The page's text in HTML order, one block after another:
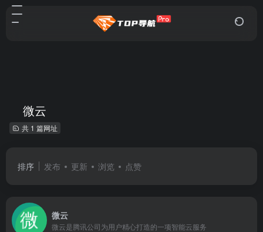
微云
共 1 篇网址
排序 发布 更新 浏览 点赞
微云
微云是腾讯公司为用户精心打造的一项智能云服务